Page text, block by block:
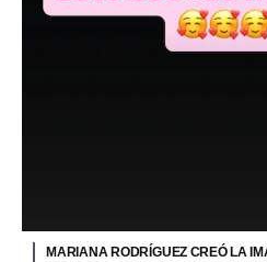
MARIANA RODRÍGUEZ CREÓ LA